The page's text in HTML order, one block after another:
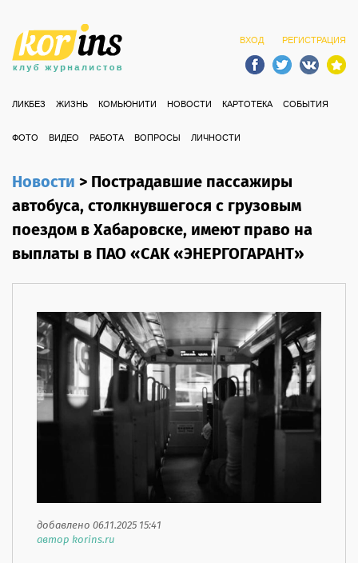
ВХОД РЕГИСТРАЦИЯ
ЛИКБЕЗ ЖИЗНЬ КОМЬЮНИТИ НОВОСТИ КАРТОТЕКА СОБЫТИЯ
ФОТО ВИДЕО РАБОТА ВОПРОСЫ ЛИЧНОСТИ
Новости>Пострадавшие пассажиры
автобуса, столкнувшегося с грузовым
поездом в Хабаровске, имеют право на
выплаты в ПАО «САК «ЭНЕРГОГАРАНТ»
добавлено 06.11.2025 15:41
автор korins.ru